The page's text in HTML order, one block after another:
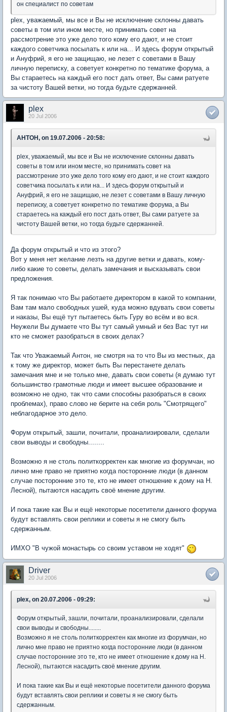
он специалист по советам
plex, уважаемый, мы все и Вы не исключение склонны давать
советы в том или ином месте, но принимать совет на
рассмотрение это уже дело того кому его дают, и не стоит
каждого советчика посылать к или на... И здесь форум открытый
и Ануфрий, я его не защищаю, не лезет с советами в Вашу
личную переписку, а советует конкретно по тематике форума, а
Вы стараетесь на каждый его пост дать ответ, Вы сами ратуете
за чистоту Вашей ветки, но тогда будьте сдержанней.
plex
20 Jul 2006
AHTOH, on 19.07.2006 - 20:58:
plex, уважаемый, мы все и Вы не исключение склонны давать
советы в том или ином месте, но принимать совет на
рассмотрение это уже дело того кому его дают, и не стоит каждого
советчика посылать к или на... И здесь форум открытый и
Ануфрий, я его не защищаю, не лезет с советами в Вашу личную
переписку, а советует конкретно по тематике форума, а Вы
стараетесь на каждый его пост дать ответ, Вы сами ратуете за
чистоту Вашей ветки, но тогда будьте сдержанней.
Да форум открытый и что из этого?
Вот у меня нет желание лезть на другие ветки и давать, кому-
либо какие то советы, делать замечания и высказывать свои
предложения.
Я так понимаю что Вы работаете директором в какой то компании,
Вам там мало свободных ушей, куда можно вдувать свои советы
и наказы, Вы ещё тут пытаетесь быть Гуру во всём и во вся.
Неужели Вы думаете что Вы тут самый умный и без Вас тут ни
кто не сможет разобраться в своих делах?
Так что Уважаемый Антон, не смотря на то что Вы из местных, да
к тому же директор, может быть Вы перестанете делать
замечания мне и не только мне, давать свои советы (я думаю тут
большинство грамотные люди и имеет высшее образование и
возможно не одно, так что сами способны разобраться в своих
проблемах), право слово не берите на себя роль "Смотрящего"
неблагодарное это дело.
Форум открытый, зашли, почитали, проанализировали, сделали
свои выводы и свободны........
Возможно я не столь политкорректен как многие из форумчан, но
лично мне право не приятно когда посторонние люди (в данном
случае посторонние это те, кто не имеет отношение к дому на Н.
Лесной), пытаются насадить своё мнение другим.
И пока такие как Вы и ещё некоторые посетители данного форума
будут вставлять свои реплики и советы я не смогу быть
сдержанным.
ИМХО "В чужой монастырь со своим уставом не ходят"
Driver
20 Jul 2006
plex, on 20.07.2006 - 09:29:
Форум открытый, зашли, почитали, проанализировали, сделали
свои выводы и свободны........
Возможно я не столь политкорректен как многие из форумчан, но
лично мне право не приятно когда посторонние люди (в данном
случае посторонние это те, кто не имеет отношение к дому на Н.
Лесной), пытаются насадить своё мнение другим.
И пока такие как Вы и ещё некоторые посетители данного форума
будут вставлять свои реплики и советы я не смогу быть
сдержанным.